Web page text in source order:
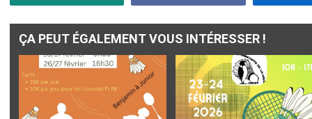
ÇA PEUT ÉGALEMENT VOUS INTÉRESSER !